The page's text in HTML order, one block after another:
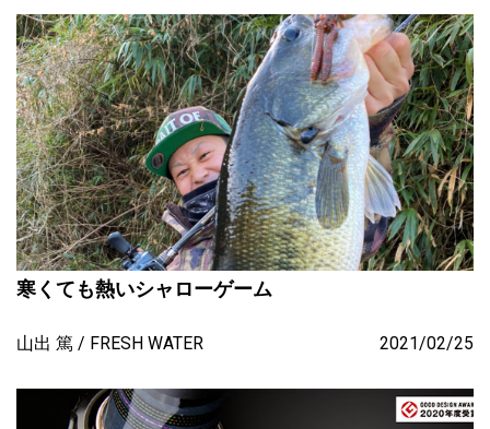
寒くても熱いシャローゲーム
山出 篤 FRESH WATER 2021/02/25